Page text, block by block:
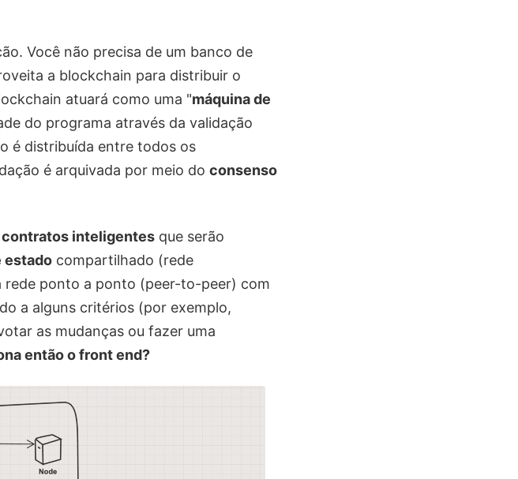
Você não precisa de um banco de
a blockchain para distribuir o
atuará como uma "máquina de
do programa através da validação
é distribuída entre todos os
é arquivada por meio do consenso
contratos inteligentes que serão
estado compartilhado (rede
rede ponto a ponto (peer-to-peer) com
a alguns critérios (por exemplo,
as mudanças ou fazer uma
então o front end?